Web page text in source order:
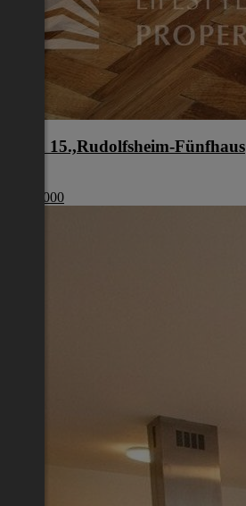
Wien 15.,Rudolfsheim-Fünfhaus
€ 210 000